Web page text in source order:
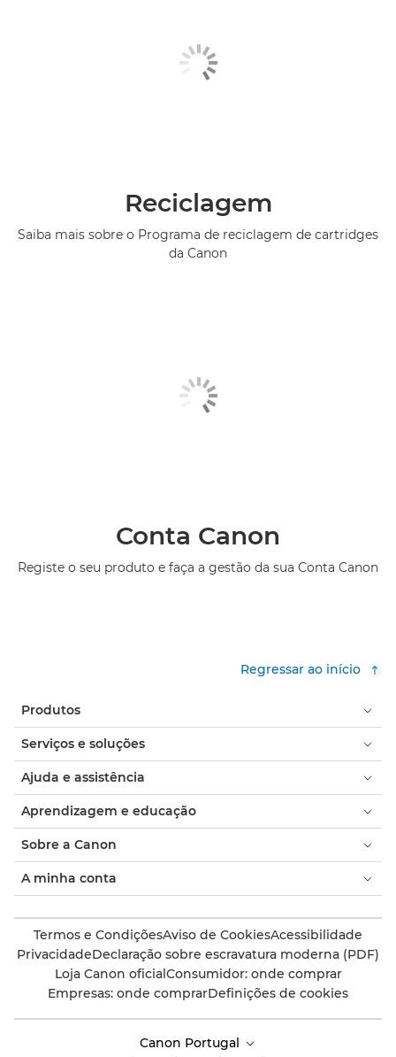
Reciclagem
Saiba mais sobre o Programa de reciclagem de cartridges
da Canon
Conta Canon
Registe o seu produto e faça a gestão da sua Conta Canon
Regressar ao início
Produtos
Serviços e soluções
Ajuda e assistência
Aprendizagem e educação
Sobre a Canon
A minha conta
Termos e CondiçõesAviso de CookiesAcessibilidade
PrivacidadeDeclaração sobre escravatura moderna (PDF)
Loja Canon oficialConsumidor: onde comprar
Empresas: onde comprarDefinições de cookies
Canon Portugal